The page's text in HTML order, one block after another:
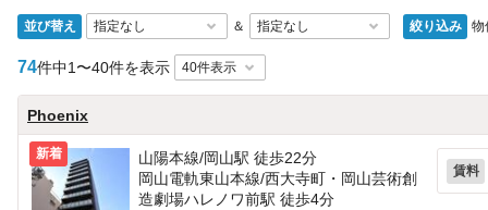
並び替え ＆ 絞り込み 物
74件中1〜40件を表示
Phoenix
新着
山陽本線/岡山駅 徒歩22分
岡山電軌東山本線/西大寺町・岡山芸術創
造劇場ハレノワ前駅 徒歩4分
賃料